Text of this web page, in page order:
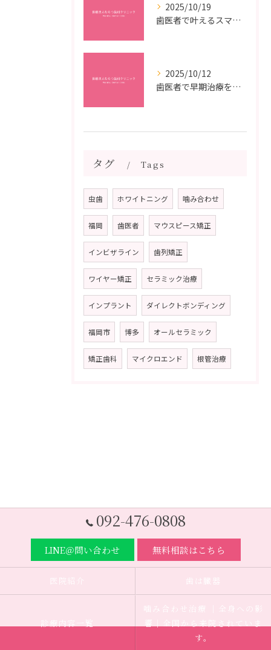
2025/10/19
歯医者で叶えるスマイルメイクオーバーなら福岡県福岡市博多区博多駅前の最新矯正治療解説
2025/10/12
歯医者で早期治療を受けるメリットと虫歯悪化を防ぐ最短ステップ
タグ Tags
虫歯 ホワイトニング 噛み合わせ
福岡 歯医者 マウスピース矯正
インビザライン 歯列矯正
ワイヤー矯正 セラミック治療
インプラント ダイレクトボンディング
福岡市 博多 オールセラミック
矯正歯科 マイクロエンド 根管治療
092-476-0808
LINE＠問い合わせ 無料相談はこちら
医院紹介 歯は臓器
診療内容一覧
噛み合わせ治療 ｜全身への影
響｜全国から来院されていま
す。